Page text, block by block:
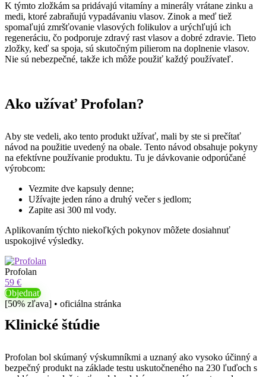
K týmto zložkám sa pridávajú vitamíny a minerály vrátane zinku a
medi, ktoré zabraňujú vypadávaniu vlasov. Zinok a meď tiež
spomaľujú zmršťovanie vlasových folikulov a urýchľujú ich
regeneráciu, čo podporuje zdravý rast vlasov a dobré zdravie. Tieto
zložky, keď sa spoja, sú skutočným pilierom na doplnenie vlasov.
Nie sú nebezpečné, takže ich môže použiť každý používateľ.
Ako užívať Profolan?
Aby ste vedeli, ako tento produkt užívať, mali by ste si prečítať
návod na použitie uvedený na obale. Tento návod obsahuje pokyny
na efektívne používanie produktu. Tu je dávkovanie odporúčané
výrobcom:
Vezmite dve kapsuly denne;
Užívajte jeden ráno a druhý večer s jedlom;
Zapite asi 300 ml vody.
Aplikovaním týchto niekoľkých pokynov môžete dosiahnuť
uspokojivé výsledky.
Profolan
59 €
Objednať
[50% zľava] • oficiálna stránka
Klinické štúdie
Profolan bol skúmaný výskumníkmi a uznaný ako vysoko účinný a
bezpečný produkt na základe testu uskutočneného na 230 ľuďoch s